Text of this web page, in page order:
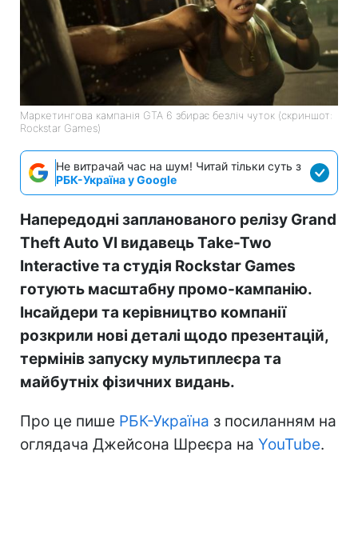
Маркетингова кампанія GTA 6 збирає безліч чуток (скриншот:
Rockstar Games)
Не витрачай час на шум! Читай тільки суть з
РБК-Україна у Google
Напередодні запланованого релізу Grand
Theft Auto VI видавець Take-Two
Interactive та студія Rockstar Games
готують масштабну промо-кампанію.
Інсайдери та керівництво компанії
розкрили нові деталі щодо презентацій,
термінів запуску мультиплеєра та
майбутніх фізичних видань.
Про це пише РБК-Україна з посиланням на
оглядача Джейсона Шреєра на YouTube.